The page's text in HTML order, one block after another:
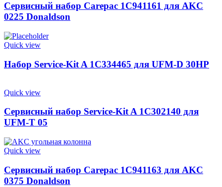
Сервисный набор Carepac 1C941161 для AKC
0225 Donaldson
Quick view
Набор Service-Kit A 1C334465 для UFM-D 30HP
Quick view
Сервисный набор Service-Kit A 1C302140 для
UFM-T 05
Quick view
Сервисный набор Carepac 1C941163 для AKC
0375 Donaldson